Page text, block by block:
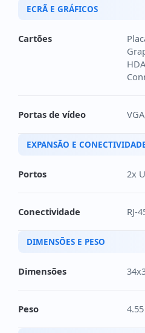
ECRÃ E GRÁFICOS
Cartões
Portas de vídeo
EXPANSÃO E
Portos 2x
Conectividade RJ-
DIMENSÕES E PESO
Dimensões
Peso